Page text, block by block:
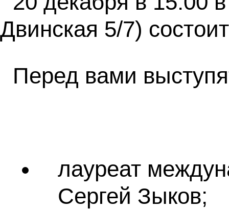
Двинская 5/7)
Перед вами
лауреат
Сергей Зыков;